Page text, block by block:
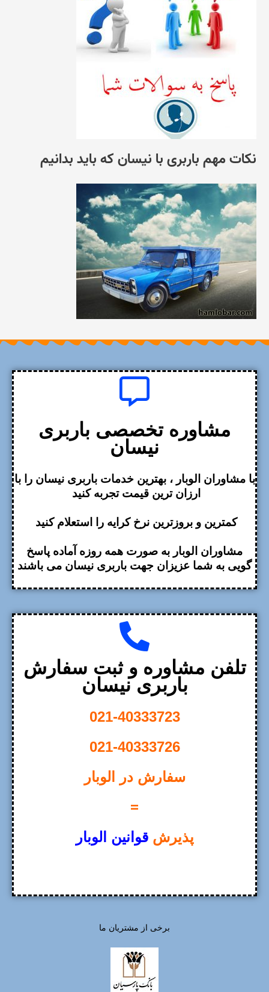
نکات مهم باربری با نیسان که باید بدانیم
مشاوره تخصصی باربری
نیسان
با مشاوران الوبار ، بهترین خدمات باربری نیسان را با
ارزان ترین قیمت تجربه کنید
کمترین و بروزترین نرخ کرایه را استعلام کنید
مشاوران الوبار به صورت همه روزه آماده پاسخ
گویی به شما عزیزان جهت باربری نیسان می باشند
تلفن مشاوره و ثبت سفارش
باربری نیسان
021-40333723
021-40333726
سفارش در الوبار
=
پذیرشقوانین الوبار
برخی از مشتریان ما